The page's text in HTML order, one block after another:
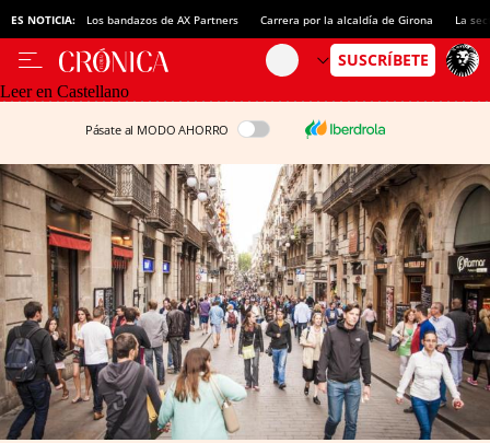
ES NOTICIA: Los bandazos de AX Partners Carrera por la alcaldía de Girona La
Leer en Castellano
Pásate al MODO AHORRO